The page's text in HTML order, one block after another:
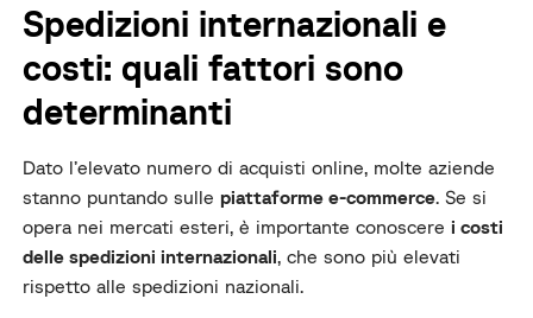
Spedizioni internazionali e
costi: quali fattori sono
determinanti
Dato l’elevato numero di acquisti online, molte aziende
stanno puntando sullepiattaforme e-commerce. Se si
opera nei mercati esteri, è importante conoscerei costi
delle spedizioni internazionali, che sono più elevati
rispetto alle spedizioni nazionali.